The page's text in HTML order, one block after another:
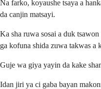
Na farko, koyaushe tsaya a
da canjin matsayi.
Ka sha ruwa sosai a duk
ga kofuna shida zuwa takwas a
Guje wa giya yayin da kake
Idan jiri ya ci gaba bayan